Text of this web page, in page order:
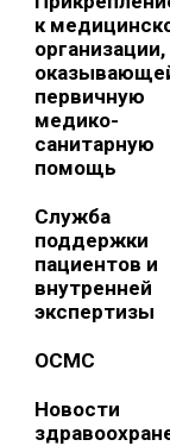
к
организации,
первичную
медико-
санитарную
помощь
Служба
поддержки
пациентов и
внутренней
экспертизы
ОСМС
Новости